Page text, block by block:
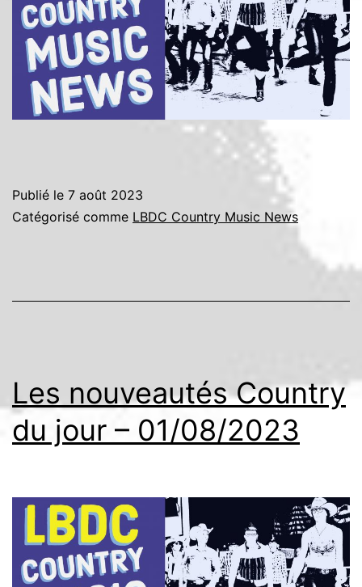
Publié le 7 août 2023
Catégorisé comme LBDC Country Music News
Les nouveautés Country
du jour – 01/08/2023